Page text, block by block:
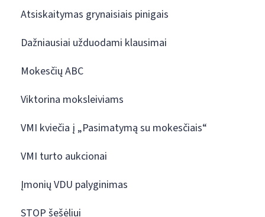
Atsiskaitymas grynaisiais pinigais
Dažniausiai užduodami klausimai
Mokesčių ABC
Viktorina moksleiviams
VMI kviečia į „Pasimatymą su mokesčiais“
VMI turto aukcionai
Įmonių VDU palyginimas
STOP šešėliui